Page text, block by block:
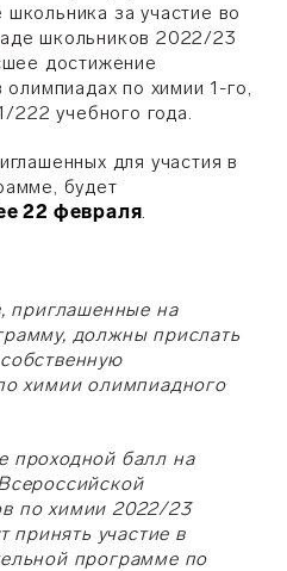
за участие во
школьников 2022/23
достижение
по химии 1-го,
222 учебного года.
для участия в
будет
22 февраля.
приглашенные на
должны прислать
химии олимпиадного
проходной балл на
по химии 2022/23
принять участие в
программе по